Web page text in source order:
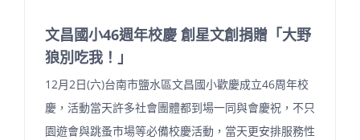
文昌國小46週年校慶 創星文創捐贈「大野
狼別吃我！」
12月2日(六)台南市鹽水區文昌國小歡慶成立46周年校
慶，活動當天許多社會團體都到場一同與會慶祝，不只
園遊會與跳蚤市場等必備校慶活動，當天更安排服務性